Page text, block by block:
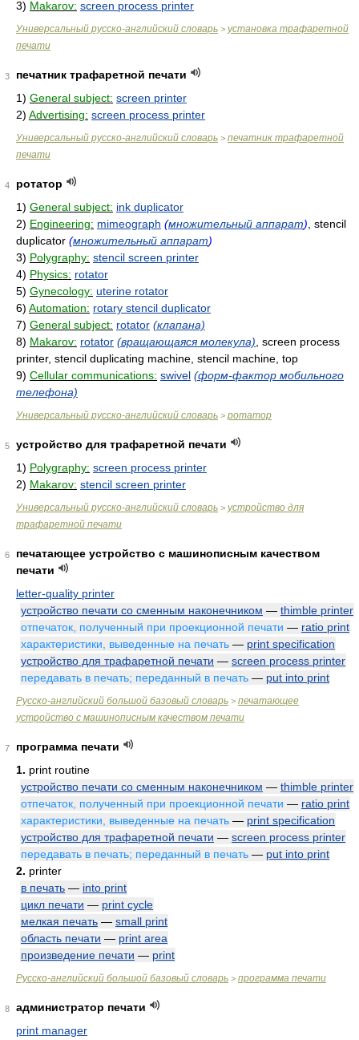
3) Makarov: screen process printer
Универсальный русско-английский словарь > установка трафаретной
печати
3
печатник трафаретной печати
1) General subject: screen printer
2) Advertising: screen process printer
Универсальный русско-английский словарь > печатник трафаретной
печати
4
ротатор
1) General subject: ink duplicator
2) Engineering: mimeograph (множительный аппарат) , stencil
duplicator (множительный аппарат)
3) Polygraphy: stencil screen printer
4) Physics: rotator
5) Gynecology: uterine rotator
6) Automation: rotary stencil duplicator
7) General subject: rotator (клапана)
8) Makarov: rotator (вращающаяся молекула) , screen process
printer, stencil duplicating machine, stencil machine, top
9) Cellular communications: swivel (форм-фактор мобильного
телефона)
Универсальный русско-английский словарь > ротатор
5
устройство для трафаретной печати
1) Polygraphy: screen process printer
2) Makarov: stencil screen printer
Универсальный русско-английский словарь > устройство для
трафаретной печати
6
печатающее устройство с машинописным качеством
печати
letter-quality printer
устройство печати со сменным наконечником — thimble printer
отпечаток, полученный при проекционной печати — ratio print
характеристики, выведенные на печать — print specification
устройство для трафаретной печати — screen process printer
передавать в печать; переданный в печать — put into print
Русско-английский большой базовый словарь > печатающее
устройство с машинописным качеством печати
7
программа печати
1. print routine
устройство печати со сменным наконечником — thimble printer
отпечаток, полученный при проекционной печати — ratio print
характеристики, выведенные на печать — print specification
устройство для трафаретной печати — screen process printer
передавать в печать; переданный в печать — put into print
2. printer
в печать — into print
цикл печати — print cycle
мелкая печать — small print
область печати — print area
произведение печати — print
Русско-английский большой базовый словарь > программа печати
8
администратор печати
print manager